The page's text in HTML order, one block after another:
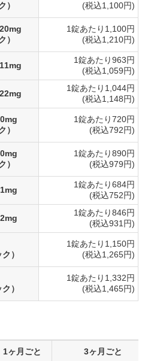
） (税込1,100円)
）
1錠あたり1,100円
(税込1,210円)
1錠あたり963円
(税込1,059円)
1錠あたり1,044円
(税込1,148円)
）
1錠あたり720円
(税込792円)
）
1錠あたり890円
(税込979円)
1錠あたり684円
(税込752円)
1錠あたり846円
(税込931円)
）
1錠あたり1,150円
(税込1,265円)
）
1錠あたり1,332円
(税込1,465円)
1ヶ月ごと 3ヶ月ごと